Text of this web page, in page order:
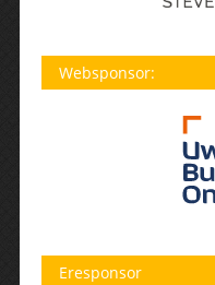
Websponsor:
Eresponsor